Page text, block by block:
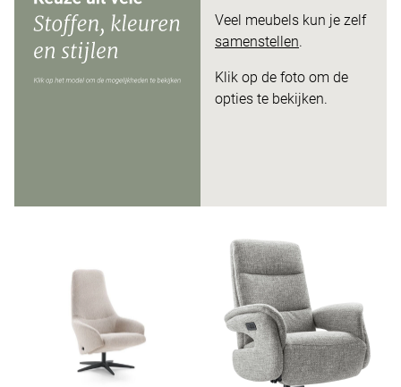
Veel meubels kun je zelf
samenstellen.
Klik op de foto om de
opties te bekijken.